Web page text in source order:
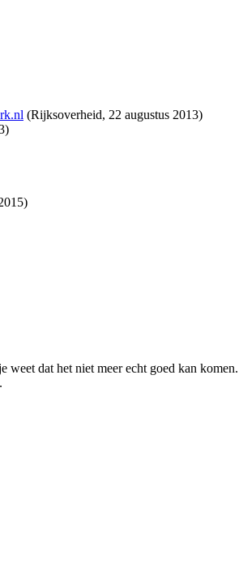
(Rijksoverheid, 22 augustus 2013)
dat het niet meer echt goed kan